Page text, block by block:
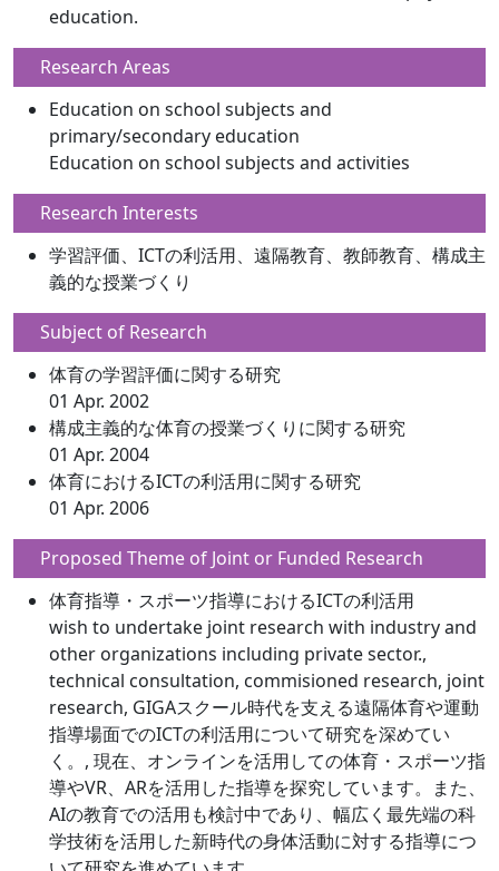
education.
Research Areas
Education on school subjects and
primary/secondary education
Education on school subjects and activities
Research Interests
学習評価、ICTの利活用、遠隔教育、教師教育、構成主
義的な授業づくり
Subject of Research
体育の学習評価に関する研究
01 Apr. 2002
構成主義的な体育の授業づくりに関する研究
01 Apr. 2004
体育におけるICTの利活用に関する研究
01 Apr. 2006
Proposed Theme of Joint or Funded Research
体育指導・スポーツ指導におけるICTの利活用
wish to undertake joint research with industry and
other organizations including private sector.,
technical consultation, commisioned research, joint
research, GIGAスクール時代を支える遠隔体育や運動
指導場面でのICTの利活用について研究を深めてい
く。, 現在、オンラインを活用しての体育・スポーツ指
導やVR、ARを活用した指導を探究しています。また、
AIの教育での活用も検討中であり、幅広く最先端の科
学技術を活用した新時代の身体活動に対する指導につ